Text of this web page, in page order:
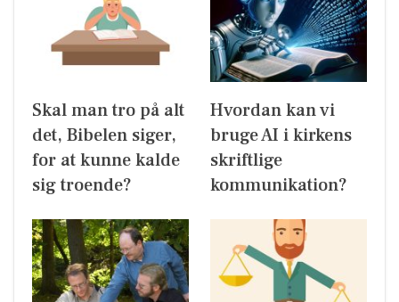
Skal man tro på alt
det, Bibelen siger,
for at kunne kalde
sig troende?
Hvordan kan vi
bruge AI i kirkens
skriftlige
kommunikation?